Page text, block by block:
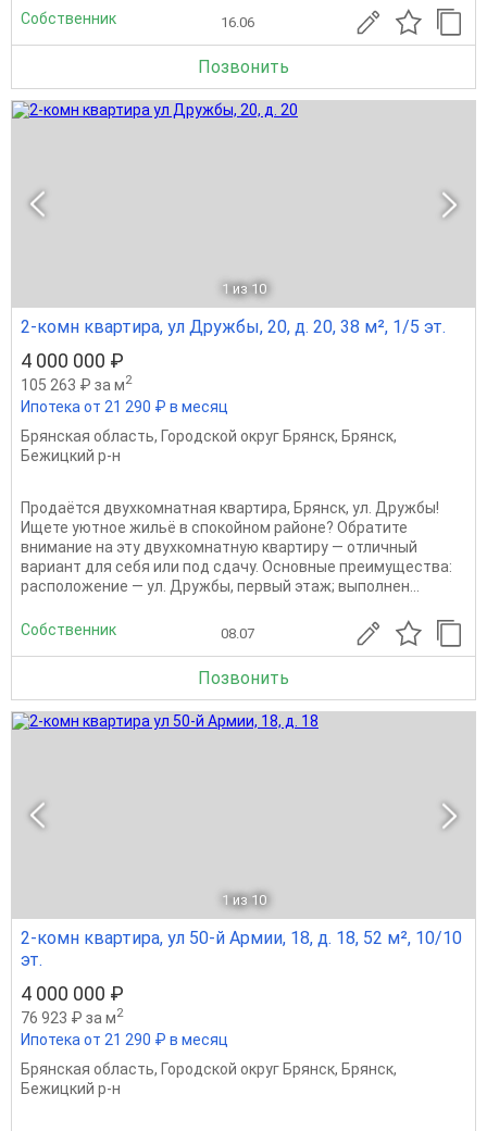
Собственник 16.06
Позвонить
1 из 10
2-комн квартира, ул Дружбы, 20, д. 20, 38 м², 1/5 эт.
4 000 000 ₽
105 263 ₽ за м2
Ипотека от 21 290 ₽ в месяц
Брянская область, Городской округ Брянск, Брянск,
Бежицкий р-н
Продаётся двухкомнатная квартира, Брянск, ул. Дружбы!
Ищете уютное жильё в спокойном районе? Обратите
внимание на эту двухкомнатную квартиру — отличный
вариант для себя или под сдачу. Основные преимущества:
расположение — ул. Дружбы, первый этаж; выполнен...
Собственник 08.07
Позвонить
1 из 10
2-комн квартира, ул 50-й Армии, 18, д. 18, 52 м², 10/10
эт.
4 000 000 ₽
76 923 ₽ за м2
Ипотека от 21 290 ₽ в месяц
Брянская область, Городской округ Брянск, Брянск,
Бежицкий р-н